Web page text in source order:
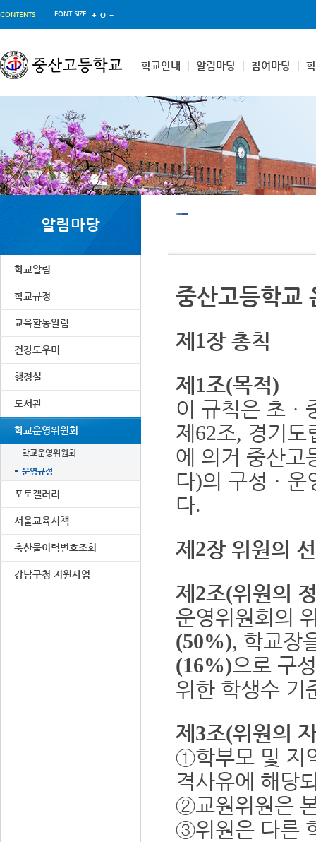
CONTENTS FONT SIZE
학교안내 알림마당 참여마당
알림마당
학교알림
학교규정
교육활동알림
건강도우미
행정실
도서관
학교운영위원회
학교운영위원회
운영규정
포토갤러리
서울교육시책
축산물이력번호조회
강남구청 지원사업
중산고등학교
제 1장 총칙
제 1조(목적)
이 규칙은 초 ㆍ
제 62조, 경기도
에 의거 중산고
다)의 구성 ㆍ 운
다.
제 2장 위원의
제 2조(위원의
운영위원회의
(50%), 학교장
(16%)으로 구
위한 학생수 기
제 3조(위원의
①학부모 및 지
격사유에 해당
②교원위원은
③위원은 다른